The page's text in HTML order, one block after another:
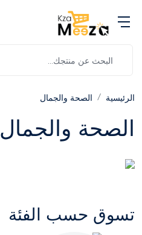
الرئيسية الصحة والجمال
الصحة والجمال
تسوق حسب الفئة